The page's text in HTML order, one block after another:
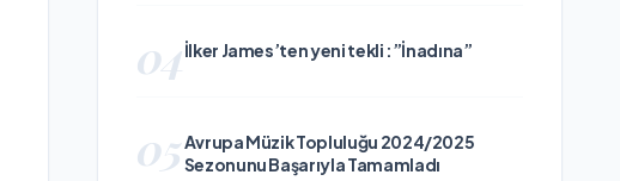
04İlker James’ten yeni tekli :”İnadına”
05Avrupa Müzik Topluluğu 2024/2025
Sezonunu Başarıyla Tamamladı